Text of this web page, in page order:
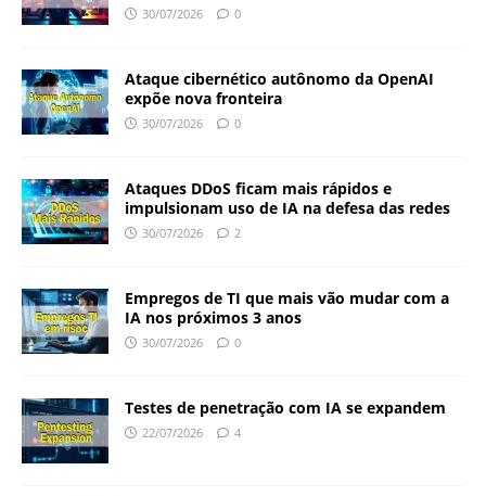
30/07/2026 0
Ataque cibernético autônomo da OpenAI
expõe nova fronteira
30/07/2026 0
Ataques DDoS ficam mais rápidos e
impulsionam uso de IA na defesa das redes
30/07/2026 2
Empregos de TI que mais vão mudar com a
IA nos próximos 3 anos
30/07/2026 0
Testes de penetração com IA se expandem
22/07/2026 4